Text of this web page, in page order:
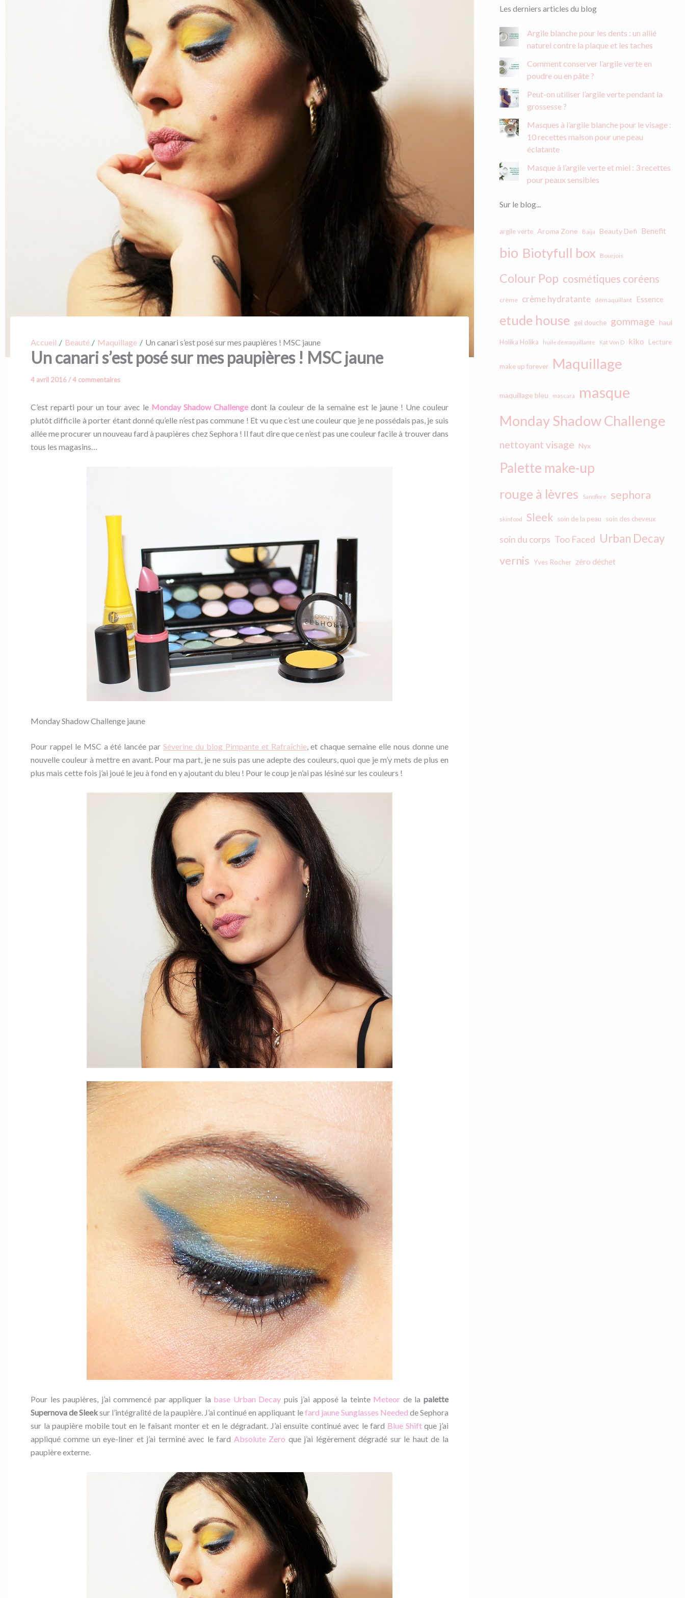
Accueil Beauté Maquillage Un canari s’est posé sur mes paupières ! MSC jaune
Un canari s’est posé sur mes paupières ! MSC jaune
4 avril 2016/4 commentaires
C’est reparti pour un tour avec le Monday Shadow Challengedont la couleur de la semaine est le jaune ! Une couleur
plutôt difficile à porter étant donné qu’elle n’est pas commune ! Et vu que c’est une couleur que je ne possédais pas, je suis
allée me procurer un nouveau fard à paupières chez Sephora ! Il faut dire que ce n’est pas une couleur facile à trouver dans
tous les magasins…
Monday Shadow Challenge jaune
Pour rappel le MSC a été lancée par Séverine du blog Pimpante et Rafraîchie, et chaque semaine elle nous donne une
nouvelle couleur à mettre en avant. Pour ma part, je ne suis pas une adepte des couleurs, quoi que je m’y mets de plus en
plus mais cette fois j’ai joué le jeu à fond en y ajoutant du bleu ! Pour le coup je n’ai pas lésiné sur les couleurs !
Pour les paupières, j’ai commencé par appliquer la base Urban Decay puis j’ai apposé la teinte Meteor de la palette
Supernova de Sleeksur l’intégralité de la paupière. J’ai continué en appliquant lefard jaune Sunglasses Needed de Sephora
sur la paupière mobile tout en le faisant monter et en le dégradant. J’ai ensuite continué avec le fard Blue Shiftque j’ai
appliqué comme un eye-liner et j’ai terminé avec le fard Absolute Zero que j’ai légèrement dégradé sur le haut de la
paupière externe.
h
r
c
h
e
r
:
Les derniers articles du blog
Argile blanche pour les dents : un allié
naturel contre la plaque et les taches
Comment conserver l’argile verte en
poudre ou en pâte ?
Peut-on utiliser l’argile verte pendant la
grossesse ?
Masques à l’argile blanche pour le visage :
10 recettes maison pour une peau
éclatante
Masque à l’argile verte et miel : 3 recettes
pour peaux sensibles
Sur le blog...
argile verte Aroma Zone Baïja Beauty Defi Benefit
bio Biotyfull box Bourjois
Colour Pop cosmétiques coréens
crème crème hydratante démaquillant Essence
etude house gel douche gommage haul
Holika Holika huile démaquillante Kat Von D kiko Lecture
make up forever Maquillage
maquillage bleu mascara masque
Monday Shadow Challenge
nettoyant visage Nyx
Palette make-up
rouge à lèvres Sanoflore sephora
skinfood Sleek soin de la peau soin des cheveux
soin du corps Too Faced Urban Decay
vernis Yves Rocher zéro déchet